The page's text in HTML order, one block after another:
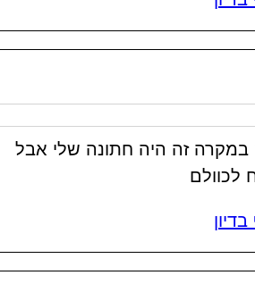
במקרה זה היה חתונה שלי אבל
לכוולם